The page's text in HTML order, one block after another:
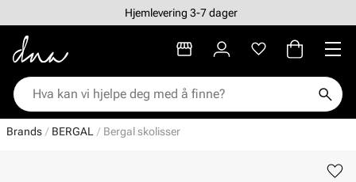
Hjemlevering 3-7 dager
Brands BERGAL Bergal skolisser